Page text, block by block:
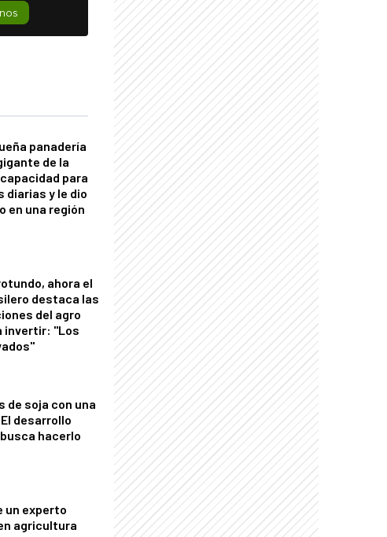
panadería
de la
para
diarias y le dio
en una región
ahora el
destaca las
del agro
invertir: "Los
de soja con una
desarrollo
hacerlo
un experto
agricultura